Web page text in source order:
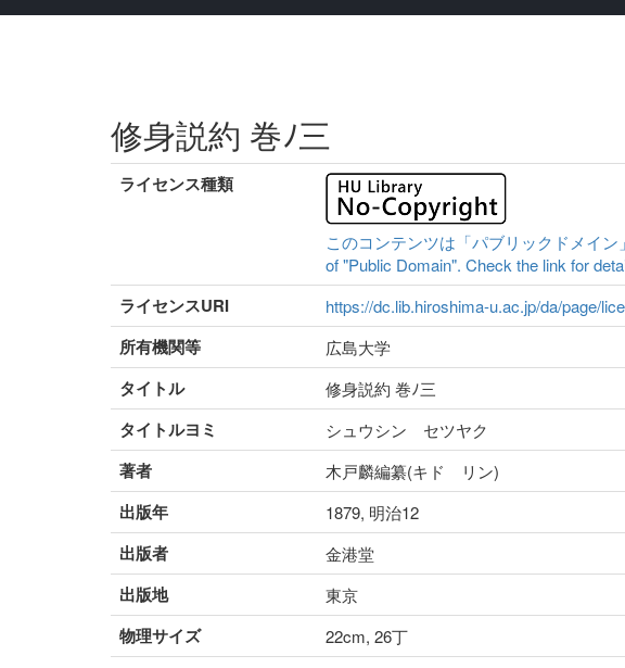
修身説約 巻ﾉ三
ライセンス種類
このコンテンツは「パブリックドメイ
of "Public Domain". Check the link for
ライセンスURI https://dc.lib.hiroshima-u.ac.jp/da/page/
所有機関等 広島大学
タイトル 修身説約 巻ﾉ三
タイトルヨミ シュウシン セツヤク
著者 木戸麟編纂(キド リン)
出版年 1879, 明治12
出版者 金港堂
出版地 東京
物理サイズ 22cm, 26丁